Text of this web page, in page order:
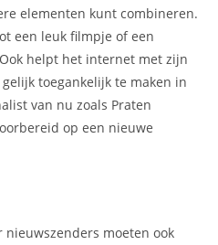
elementen kunt combineren.
een leuk filmpje of een
helpt het internet met zijn
toegankelijk te maken in
van nu zoals Praten
op een nieuwe
nieuwszenders moeten ook